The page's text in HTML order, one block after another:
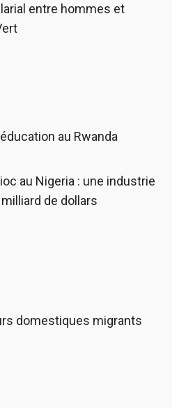
entre hommes et
au Rwanda
au Nigeria : une industrie
milliard de dollars
domestiques migrants